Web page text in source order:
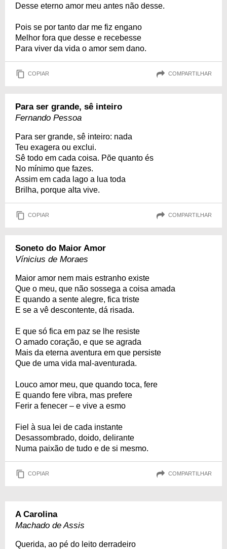
Desse eterno amor meu antes não desse.
Pois se por tanto dar me fiz engano
Melhor fora que desse e recebesse
Para viver da vida o amor sem dano.
COPIAR COMPARTILHAR
Para ser grande, sê inteiro
Fernando Pessoa
Para ser grande, sê inteiro: nada
Teu exagera ou exclui.
Sê todo em cada coisa. Põe quanto és
No mínimo que fazes.
Assim em cada lago a lua toda
Brilha, porque alta vive.
COPIAR COMPARTILHAR
Soneto do Maior Amor
Vínicius de Moraes
Maior amor nem mais estranho existe
Que o meu, que não sossega a coisa amada
E quando a sente alegre, fica triste
E se a vê descontente, dá risada.
E que só fica em paz se lhe resiste
O amado coração, e que se agrada
Mais da eterna aventura em que persiste
Que de uma vida mal-aventurada.
Louco amor meu, que quando toca, fere
E quando fere vibra, mas prefere
Ferir a fenecer – e vive a esmo
Fiel à sua lei de cada instante
Desassombrado, doido, delirante
Numa paixão de tudo e de si mesmo.
COPIAR COMPARTILHAR
A Carolina
Machado de Assis
Querida, ao pé do leito derradeiro